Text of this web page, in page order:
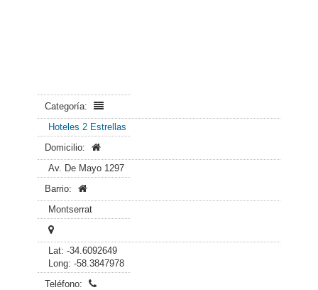
Categoría:
Hoteles 2 Estrellas
Domicilio:
Av. De Mayo 1297
Barrio:
Montserrat
Lat: -34.6092649
Long: -58.3847978
Teléfono: